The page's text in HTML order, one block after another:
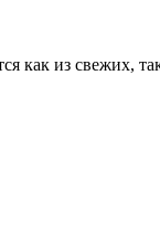
как из свежих,